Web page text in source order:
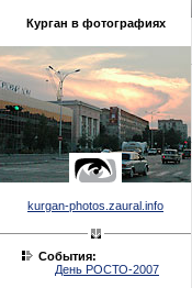
Курган в фотографиях
kurgan-photos.zaural.info
События:
День РОСТО-2007